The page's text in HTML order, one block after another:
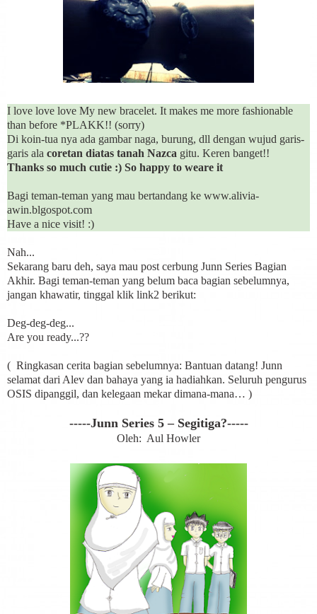
I love love love My new bracelet. It makes me more fashionable
than before *PLAKK!! (sorry)
Di koin-tua nya ada gambar naga, burung, dll dengan wujud garis-
garis ala coretan diatas tanah Nazca gitu. Keren banget!!
Thanks so much cutie :) So happy to weare it
Bagi teman-teman yang mau bertandang ke www.alivia-
awin.blgospot.com
Have a nice visit! :)
Nah...
Sekarang baru deh, saya mau post cerbung Junn Series Bagian
Akhir. Bagi teman-teman yang belum baca bagian sebelumnya,
jangan khawatir, tinggal klik link2 berikut:
Deg-deg-deg...
Are you ready...??
( Ringkasan cerita bagian sebelumnya: Bantuan datang! Junn
selamat dari Alev dan bahaya yang ia hadiahkan. Seluruh pengurus
OSIS dipanggil, dan kelegaan mekar dimana-mana… )
-----Junn Series 5 – Segitiga?-----
Oleh: Aul Howler